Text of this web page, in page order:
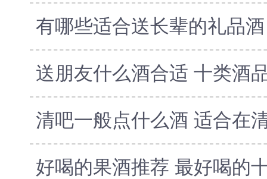
送朋友什么酒合适 十类酒
清吧一般点什么酒 适合在
好喝的果酒推荐 最好喝的